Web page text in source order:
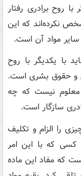
روح برادری رفتار
اعلامیه مشخص نکرده‌اند که این
سایر مواد آن است.
با یکدیگر با روح
و حقوق بشری است.
معلوم نیست که چه
سازگار است.
را الزام و تکلیف
که با این امر
که مفاد این ماده